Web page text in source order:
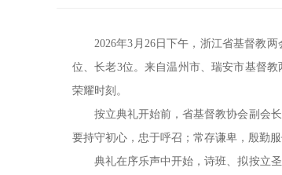
2026年3月26日下午，浙江省基督教
位、长老3位。来自温州市、瑞安市基督
荣耀时刻。
按立典礼开始前，省基督教协会副会
要持守初心，忠于呼召；常存谦卑，殷勤
典礼在序乐声中开始，诗班、拟按立